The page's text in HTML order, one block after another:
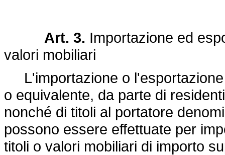
Art. 3. Importazione ed
valori mobiliari
L'importazione o l'esportazione
o equivalente, da parte di
nonché di titoli al portatore
possono essere effettuate per
titoli o valori mobiliari di importo